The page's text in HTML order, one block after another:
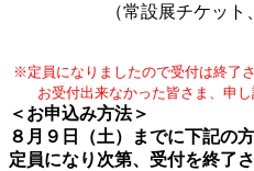
（常設展チケット、ま
※定員になりましたので受付は終了
お受付出来なかった皆さま、申し
＜お申込み方法＞
８月９日（土）までに下記の
定員になり次第、受付を終了